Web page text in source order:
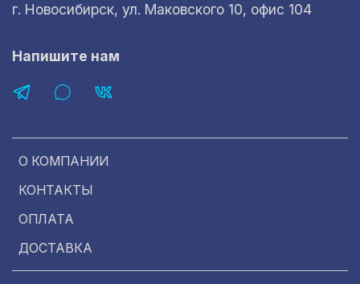
О КОМПАНИИ
КОНТАКТЫ
ОПЛАТА
ДОСТАВКА
г. Новосибирск, ул. Маковского 10, офис 104
Напишите нам